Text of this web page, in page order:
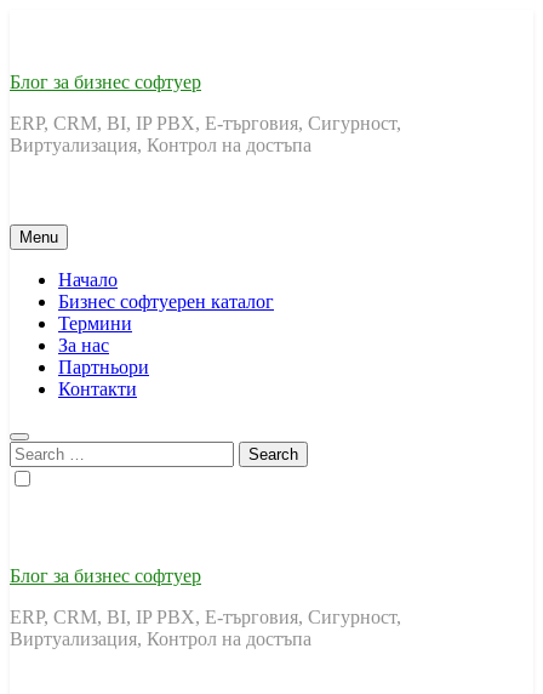
Блог за бизнес софтуер
ERP, CRM, BI, IP PBX, Е-търговия, Сигурност,
Виртуализация, Контрол на достъпа
Menu
Начало
Бизнес софтуерен каталог
Термини
За нас
Партньори
Контакти
Search
for:
Блог за бизнес софтуер
ERP, CRM, BI, IP PBX, Е-търговия, Сигурност,
Виртуализация, Контрол на достъпа